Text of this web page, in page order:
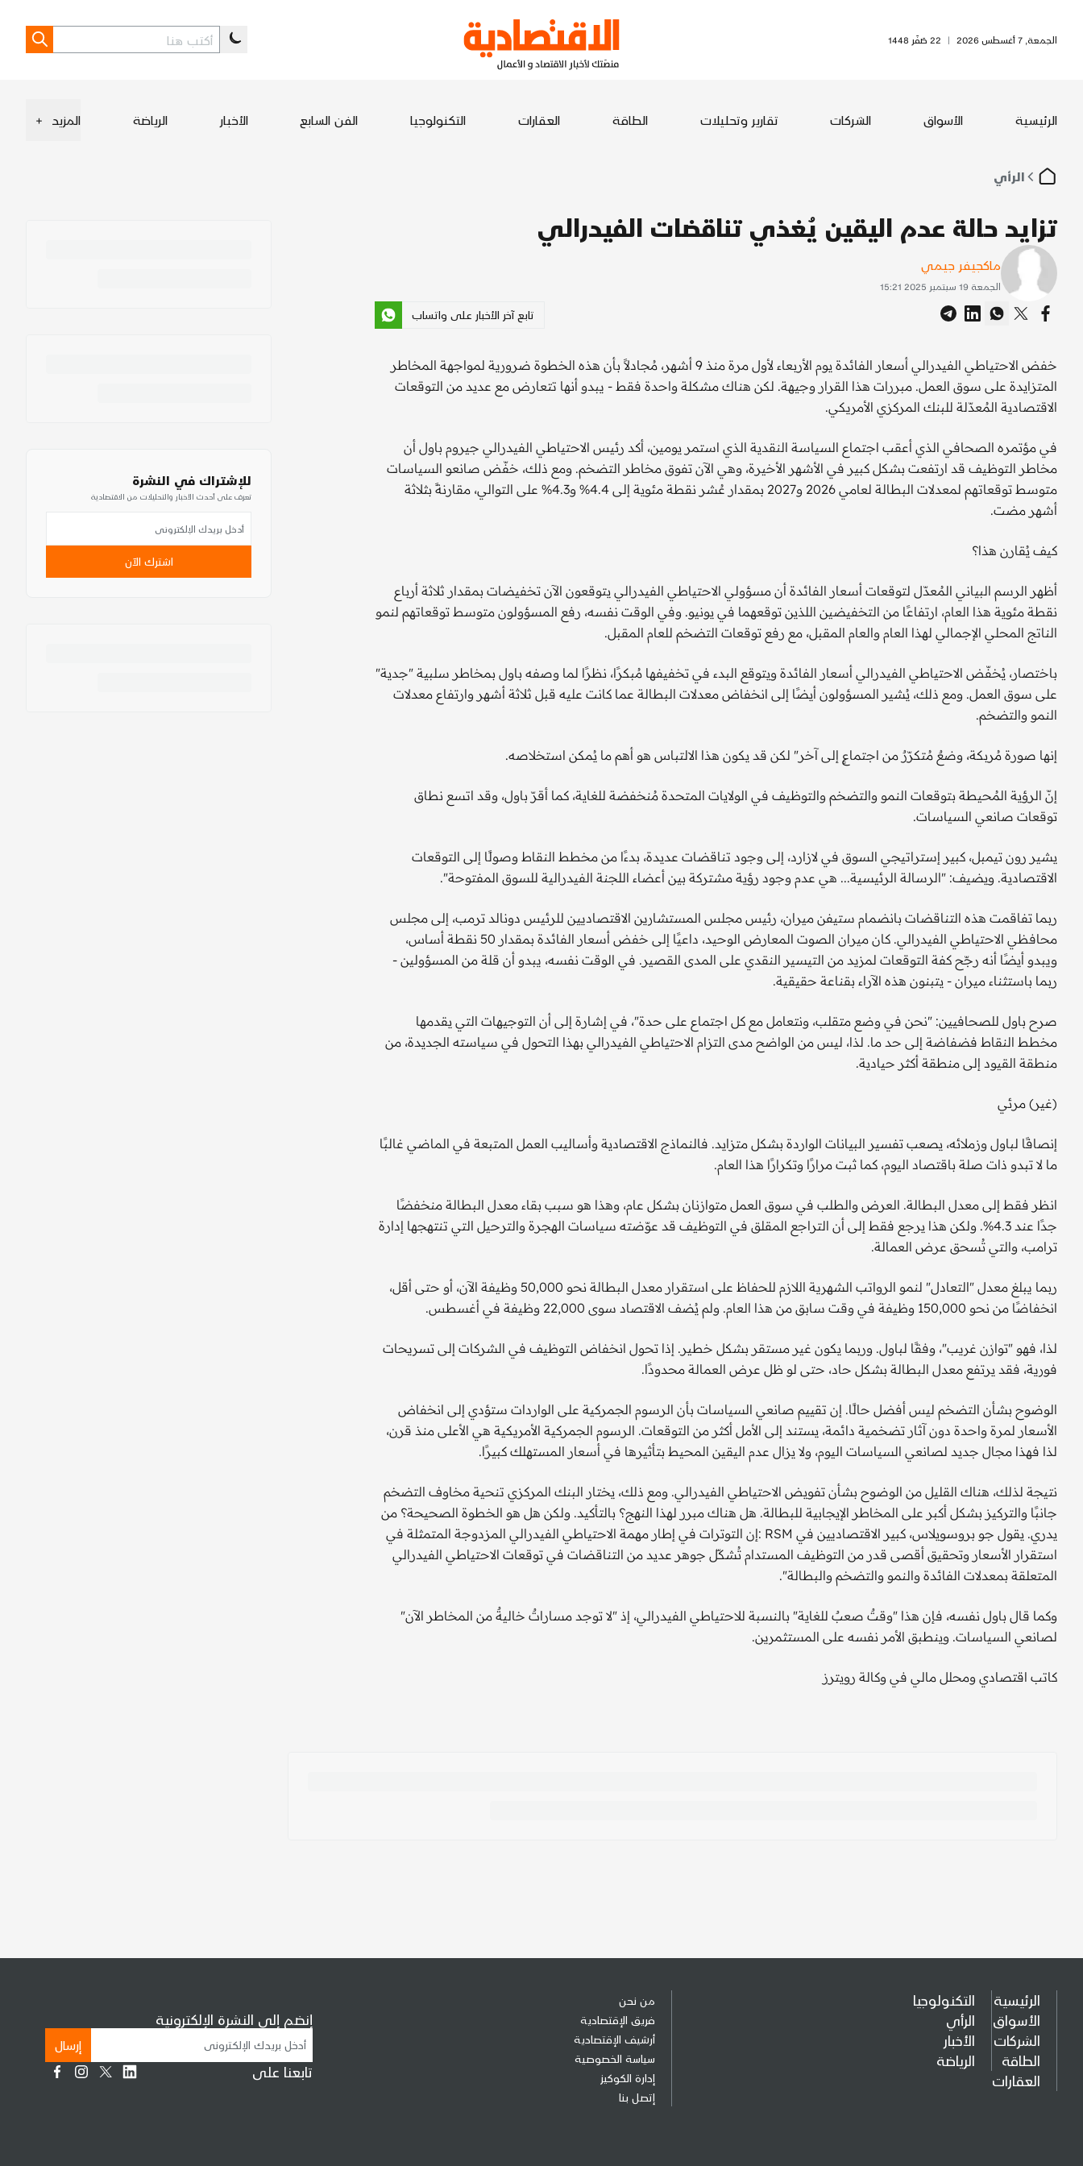
الجمعة, 7 أغسطس 2026 | 22 صَفَر 1448
الرئيسية الأسواق الشركات تقارير وتحليلات الطاقة العقارات التكنولوجيا الفن السابع الأخبار الرياضة المزيد +
الرأي
تزايد حالة عدم اليقين يُغذي تناقضات الفيدرالي
ماكجيفر جيمي
الجمعة 19 سبتمبر 2025 15:21
تابع آخر الأخبار على واتساب
خفض الاحتياطي الفيدرالي أسعار الفائدة يوم الأربعاء لأول مرة منذ 9 أشهر، مُجادلاً بأن هذه الخطوة ضرورية لمواجهة المخاطر
المتزايدة على سوق العمل. مبررات هذا القرار وجيهة. لكن هناك مشكلة واحدة فقط - يبدو أنها تتعارض مع عديد من التوقعات
الاقتصادية المُعدّلة للبنك المركزي الأمريكي.
في مؤتمره الصحافي الذي أعقب اجتماع السياسة النقدية الذي استمر يومين، أكد رئيس الاحتياطي الفيدرالي جيروم باول أن
مخاطر التوظيف قد ارتفعت بشكل كبير في الأشهر الأخيرة، وهي الآن تفوق مخاطر التضخم. ومع ذلك، خفّض صانعو السياسات
متوسط ​​توقعاتهم لمعدلات البطالة لعامي 2026 و2027 بمقدار عُشر نقطة مئوية إلى 4.4% و4.3% على التوالي، مقارنةً بثلاثة
أشهر مضت.
كيف يُقارن هذا؟
أظهر الرسم البياني المُعدّل لتوقعات أسعار الفائدة أن مسؤولي الاحتياطي الفيدرالي يتوقعون الآن تخفيضات بمقدار ثلاثة أرباع
نقطة مئوية هذا العام، ارتفاعًا من التخفيضين اللذين توقعهما في يونيو. وفي الوقت نفسه، رفع المسؤولون متوسط ​​توقعاتهم لنمو
الناتج المحلي الإجمالي لهذا العام والعام المقبل، مع رفع توقعات التضخم للعام المقبل.
باختصار، يُخفّض الاحتياطي الفيدرالي أسعار الفائدة ويتوقع البدء في تخفيفها مُبكرًا، نظرًا لما وصفه باول بمخاطر سلبية "جدية"
على سوق العمل. ومع ذلك، يُشير المسؤولون أيضًا إلى انخفاض معدلات البطالة عما كانت عليه قبل ثلاثة أشهر وارتفاع معدلات
النمو والتضخم.
إنها صورة مُربكة، وضعٌ مُتكرّرٌ من اجتماعٍ إلى آخر" لكن قد يكون هذا الالتباس هو أهم ما يُمكن استخلاصه.
إنّ الرؤية المُحيطة بتوقعات النمو والتضخم والتوظيف في الولايات المتحدة مُنخفضة للغاية، كما أقرّ باول، وقد اتسع نطاق
توقعات صانعي السياسات.
يشير رون تيمبل، كبير إستراتيجي السوق في لازارد، إلى وجود تناقضات عديدة، بدءًا من مخطط النقاط وصولًا إلى التوقعات
الاقتصادية. ويضيف: "الرسالة الرئيسية... هي عدم وجود رؤية مشتركة بين أعضاء اللجنة الفيدرالية للسوق المفتوحة".
ربما تفاقمت هذه التناقضات بانضمام ستيفن ميران، رئيس مجلس المستشارين الاقتصاديين للرئيس دونالد ترمب، إلى مجلس
محافظي الاحتياطي الفيدرالي. كان ميران الصوت المعارض الوحيد، داعيًا إلى خفض أسعار الفائدة بمقدار 50 نقطة أساس،
ويبدو أيضًا أنه رجّح كفة التوقعات لمزيد من التيسير النقدي على المدى القصير. في الوقت نفسه، يبدو أن قلة من المسؤولين -
ربما باستثناء ميران - يتبنون هذه الآراء بقناعة حقيقية.
صرح باول للصحافيين: "نحن في وضع متقلب، ونتعامل مع كل اجتماع على حدة"، في إشارة إلى أن التوجيهات التي يقدمها
مخطط النقاط فضفاضة إلى حد ما. لذا، ليس من الواضح مدى التزام الاحتياطي الفيدرالي بهذا التحول في سياسته الجديدة، من
منطقة القيود إلى منطقة أكثر حيادية.
(غير) مرئي
إنصافًا لباول وزملائه، يصعب تفسير البيانات الواردة بشكل متزايد. فالنماذج الاقتصادية وأساليب العمل المتبعة في الماضي غالبًا
ما لا تبدو ذات صلة باقتصاد اليوم، كما ثبت مرارًا وتكرارًا هذا العام.
انظر فقط إلى معدل البطالة. العرض والطلب في سوق العمل متوازنان بشكل عام، وهذا هو سبب بقاء معدل البطالة منخفضًا
جدًا عند 4.3%. ولكن هذا يرجع فقط إلى أن التراجع المقلق في التوظيف قد عوّضته سياسات الهجرة والترحيل التي تنتهجها إدارة
ترامب، والتي تُسحق عرض العمالة.
ربما يبلغ معدل "التعادل" لنمو الرواتب الشهرية اللازم للحفاظ على استقرار معدل البطالة نحو 50,000 وظيفة الآن، أو حتى أقل،
انخفاضًا من نحو 150,000 وظيفة في وقت سابق من هذا العام. ولم يُضف الاقتصاد سوى 22,000 وظيفة في أغسطس.
لذا، فهو "توازن غريب"، وفقًا لباول. وربما يكون غير مستقر بشكل خطير. إذا تحول انخفاض التوظيف في الشركات إلى تسريحات
فورية، فقد يرتفع معدل البطالة بشكل حاد، حتى لو ظل عرض العمالة محدودًا.
الوضوح بشأن التضخم ليس أفضل حالًا. إن تقييم صانعي السياسات بأن الرسوم الجمركية على الواردات ستؤدي إلى انخفاض
الأسعار لمرة واحدة دون آثار تضخمية دائمة، يستند إلى الأمل أكثر من التوقعات. الرسوم الجمركية الأمريكية هي الأعلى منذ قرن،
لذا فهذا مجال جديد لصانعي السياسات اليوم، ولا يزال عدم اليقين المحيط بتأثيرها في أسعار المستهلك كبيرًا.
نتيجة لذلك، هناك القليل من الوضوح بشأن تفويض الاحتياطي الفيدرالي. ومع ذلك، يختار البنك المركزي تنحية مخاوف التضخم
جانبًا والتركيز بشكل أكبر على المخاطر الإيجابية للبطالة. هل هناك مبرر لهذا النهج؟ بالتأكيد. ولكن هل هو الخطوة الصحيحة؟ من
يدري. يقول جو بروسويلاس، كبير الاقتصاديين في RSM :إن التوترات في إطار مهمة الاحتياطي الفيدرالي المزدوجة المتمثلة في
استقرار الأسعار وتحقيق أقصى قدر من التوظيف المستدام تُشكّل جوهر عديد من التناقضات في توقعات الاحتياطي الفيدرالي
المتعلقة بمعدلات الفائدة والنمو والتضخم والبطالة".
وكما قال باول نفسه، فإن هذا "وقتٌ صعبٌ للغاية" بالنسبة للاحتياطي الفيدرالي، إذ "لا توجد مساراتٌ خاليةٌ من المخاطر الآن"
لصانعي السياسات. وينطبق الأمر نفسه على المستثمرين.
كاتب اقتصادي ومحلل مالي في وكالة رويترز
للإشتراك في النشرة
تعرف على أحدث الأخبار والتحليلات من الاقتصادية
اشترك الآن
الرئيسية
الأسواق
الشركات
الطاقة
العقارات
التكنولوجيا
الرأي
الأخبار
الرياضة
من نحن
فريق الإقتصادية
أرشيف الإقتصادية
سياسة الخصوصية
إدارة الكوكيز
إتصل بنا
إنضم إلى النشرة الإلكترونية
إرسال
تابعنا على